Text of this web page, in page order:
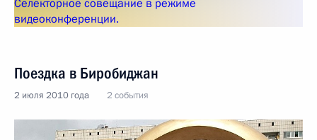
Поездка в Биробиджан
2 июля 2010 года 2 события